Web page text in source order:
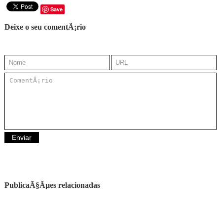
Save
Deixe o seu comentÃ¡rio
PublicaÃ§Ãµes relacionadas